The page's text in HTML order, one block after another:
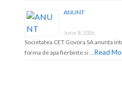
ANUNT
June 8, 2026
Societatea CET Govora SA anunta
forma de apa fierbinte si … Read